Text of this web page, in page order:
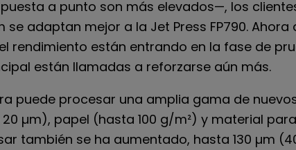
a punto son más elevados—, los
adaptan mejor a la Jet Press FP790. Ahora
rendimiento están entrando en la fase de
están llamadas a reforzarse aún más.
puede procesar una amplia gama de
20 µm), papel (hasta 100 g/m²) y material
también se ha aumentado, hasta 130 µm